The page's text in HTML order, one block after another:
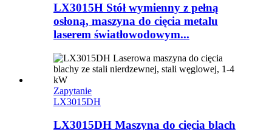
LX3015H Stół wymienny z pełną
osłoną, maszyna do cięcia metalu
laserem światłowodowym...
Zapytanie
LX3015DH
LX3015DH Maszyna do cięcia blach